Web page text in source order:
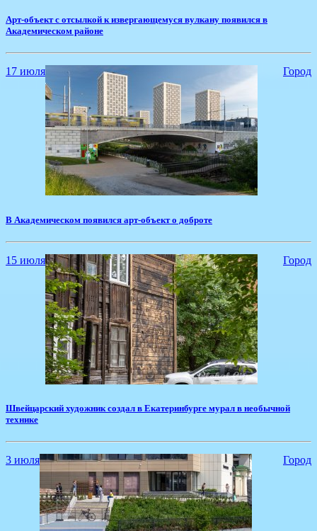
​Арт-объект с отсылкой к извергающемуся вулкану появился в
Академическом районе
17 июля Город
​В Академическом появился арт-объект о доброте
15 июля Город
Швейцарский художник создал в Екатеринбурге мурал в необычной
технике
3 июля Город